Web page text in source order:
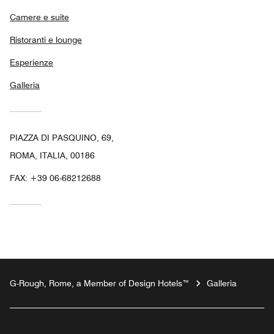
Camere e suite
Ristoranti e lounge
Esperienze
Galleria
PIAZZA DI PASQUINO, 69,
ROMA, ITALIA, 00186
FAX: +39 06-68212688
G-Rough, Rome, a Member of Design Hotels™ Galleria